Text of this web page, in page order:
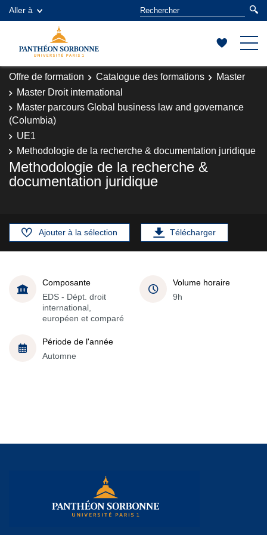
Aller à
Offre de formation Catalogue des formations
Master
Master Droit international
Master parcours Global business law and governance
(Columbia)
UE1
Methodologie de la recherche & documentation juridique
Methodologie de la recherche &
documentation juridique
Ajouter à la sélection Télécharger
Composante
EDS - Dépt. droit
international,
européen et comparé
Volume horaire
9h
Période de l'année
Automne